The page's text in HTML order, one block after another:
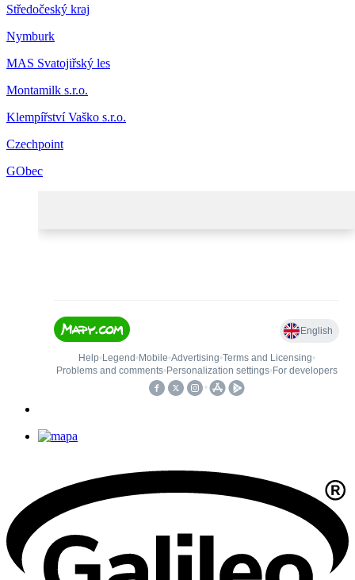
Středočeský kraj
Nymburk
MAS Svatojiřský les
Montamilk s.r.o.
Klempířství Vaško s.r.o.
Czechpoint
GObec